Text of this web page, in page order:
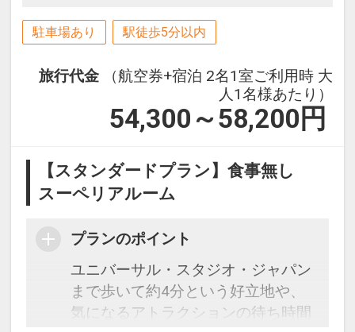
駐車場あり 駅徒歩5分以内
旅行代金
（航空券+宿泊 2名1室ご利用時 大
人1名様あたり）
54,300～58,200 円
【スタンダードプラン】食事無し
スーペリアルーム
プランのポイント
ユニバーサル・スタジオ・ジャパン
まで歩いて約4分という好立地や、
気になるアトラクションの待ち時間